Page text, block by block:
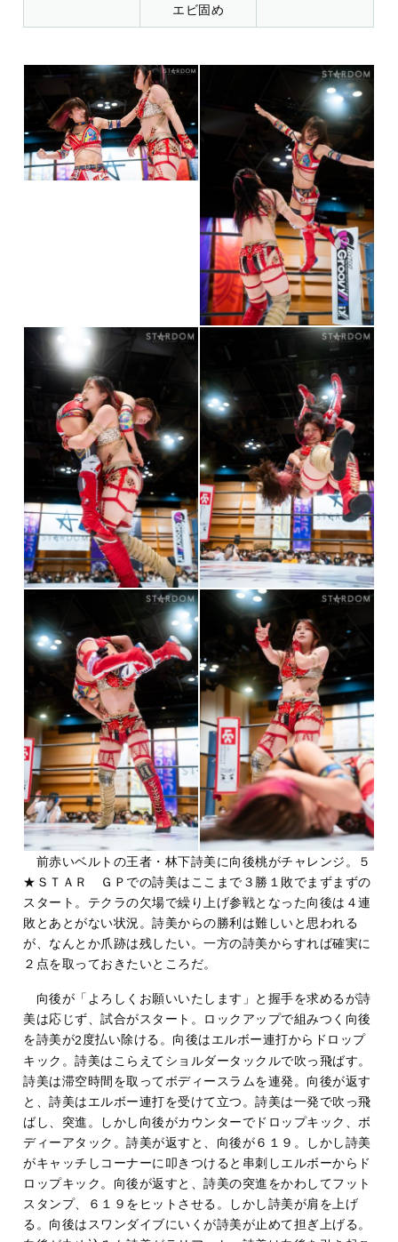
エビ固め
前赤いベルトの王者・林下詩美に向後桃がチャレンジ。５
★ＳＴＡＲ ＧＰでの詩美はここまで３勝１敗でまずまずの
スタート。テクラの欠場で繰り上げ参戦となった向後は４連
敗とあとがない状況。詩美からの勝利は難しいと思われる
が、なんとか爪跡は残したい。一方の詩美からすれば確実に
２点を取っておきたいところだ。
向後が「よろしくお願いいたします」と握手を求めるが詩
美は応じず、試合がスタート。ロックアップで組みつく向後
を詩美が2度払い除ける。向後はエルボー連打からドロップ
キック。詩美はこらえてショルダータックルで吹っ飛ばす。
詩美は滞空時間を取ってボディースラムを連発。向後が返す
と、詩美はエルボー連打を受けて立つ。詩美は一発で吹っ飛
ばし、突進。しかし向後がカウンターでドロップキック、ボ
ディーアタック。詩美が返すと、向後が６１９。しかし詩美
がキャッチしコーナーに叩きつけると串刺しエルボーからド
ロップキック。向後が返すと、詩美の突進をかわしてフット
スタンプ、６１９をヒットさせる。しかし詩美が肩を上げ
る。向後はスワンダイブにいくが詩美が止めて担ぎ上げる。